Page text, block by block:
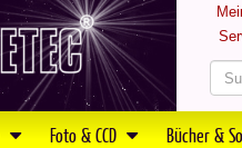
Foto & CCD Bücher &